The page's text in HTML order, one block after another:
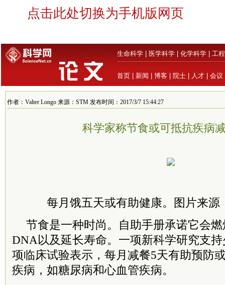
点击此处切换为手机版网页
生命科学 医学科学 化学科学 工
首页 新闻 博客 院士 人才 会议
作者：Valter Longo 来源：STM 发布时间：2017/3/7 15:44:27
科学家称节食或可抵抗疾病
每月饿五天或有助健康。图片来源
节食是一种时尚。自助手册承诺它会
DNA以及延长寿命。一项新科学研究支
项临床试验表示，每月减餐5天有助预防
疾病，如糖尿病和心血管疾病。